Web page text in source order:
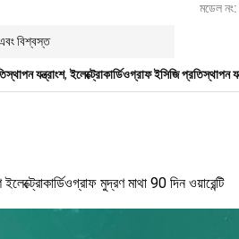
মডেল নং:
বিশ্বস্ত
যন্ত্রাংশ,ইলেক্ট্রোকার্ডিওগ্রাফ ইসিজি প্রতিস্থাপন
মুদ্রণ মাথা 90 দিন ওয়ারেন্টি